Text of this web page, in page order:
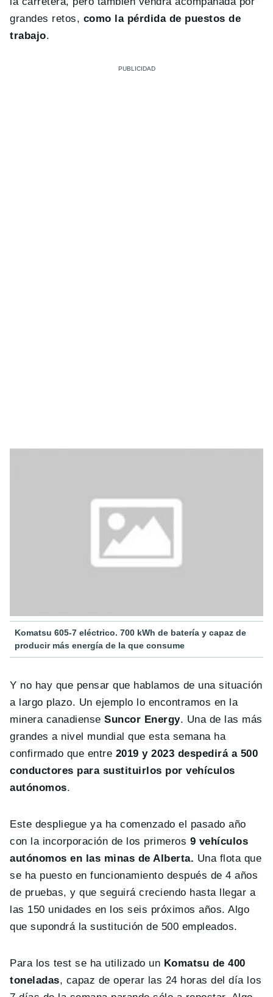
grandes retos, como la pérdida de puestos de
trabajo.
Komatsu 605-7 eléctrico. 700 kWh de batería y capaz de
producir más energía de la que consume
Y no hay que pensar que hablamos de una situación
a largo plazo. Un ejemplo lo encontramos en la
minera canadienseSuncor Energy. Una de las más
grandes a nivel mundial que esta semana ha
confirmado que entre 2019 y 2023 despedirá a 500
conductores para sustituirlos por vehículos
autónomos.
Este despliegue ya ha comenzado el pasado año
con la incorporación de los primeros 9 vehículos
autónomos en las minas de Alberta. Una flota que
se ha puesto en funcionamiento después de 4 años
de pruebas, y que seguirá creciendo hasta llegar a
las 150 unidades en los seis próximos años. Algo
que supondrá la sustitución de 500 empleados.
Para los test se ha utilizado un Komatsu de 400
toneladas, capaz de operar las 24 horas del día los